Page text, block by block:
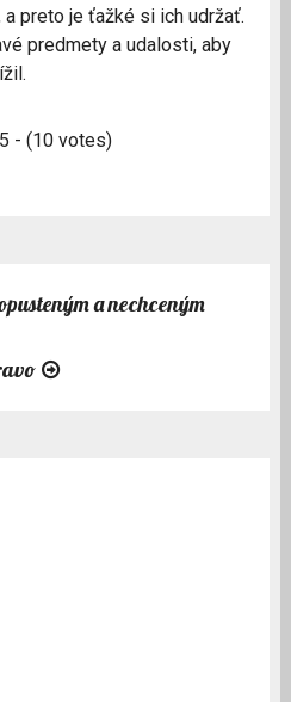
preto je ťažké si ich udržať.
predmety a udalosti, aby
- (10 votes)
a nechceným